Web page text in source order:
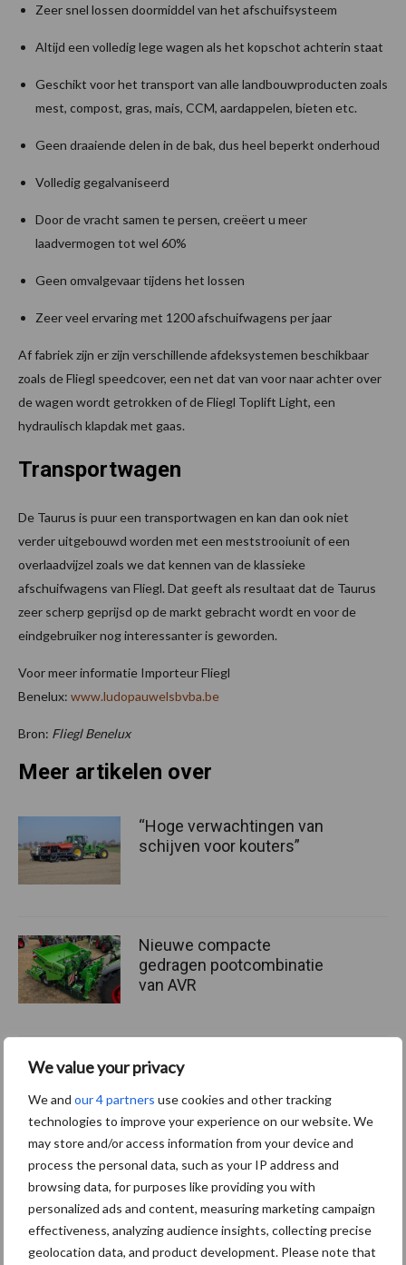
We value your privacy
We and our 4 partners use cookies and other tracking
technologies to improve your experience on our website. We
may store and/or access information from your device and
process the personal data, such as your IP address and
browsing data, for purposes like providing you with
personalized ads and content, measuring marketing campaign
effectiveness, analyzing audience insights, collecting precise
geolocation data, and product development. Please note that
Zeer snel lossen doormiddel van het afschuifsysteem
Altijd een volledig lege wagen als het kopschot achterin staat
Geschikt voor het transport van alle landbouwproducten zoals
mest, compost, gras, mais, CCM, aardappelen, bieten etc.
Geen draaiende delen in de bak, dus heel beperkt onderhoud
Volledig gegalvaniseerd
Door de vracht samen te persen, creëert u meer
laadvermogen tot wel 60%
Geen omvalgevaar tijdens het lossen
Zeer veel ervaring met 1200 afschuifwagens per jaar
Af fabriek zijn er zijn verschillende afdeksystemen beschikbaar
zoals de Fliegl speedcover, een net dat van voor naar achter over
de wagen wordt getrokken of de Fliegl Toplift Light, een
hydraulisch klapdak met gaas.
Transportwagen
De Taurus is puur een transportwagen en kan dan ook niet
verder uitgebouwd worden met een meststrooiunit of een
overlaadvijzel zoals we dat kennen van de klassieke
afschuifwagens van Fliegl. Dat geeft als resultaat dat de Taurus
zeer scherp geprijsd op de markt gebracht wordt en voor de
eindgebruiker nog interessanter is geworden.
Voor meer informatie Importeur Fliegl
Benelux: www.ludopauwelsbvba.be
Bron: Fliegl Benelux
Meer artikelen over
“Hoge verwachtingen van
schijven voor kouters”
Nieuwe compacte
gedragen pootcombinatie
van AVR
Provincie Antwerpen breidt
geen water meer
oppompen uit onbevaarbare
waterlopen
Meer lezen over: